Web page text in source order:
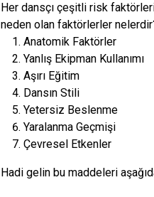
Her dansçı çeşitli risk
neden olan faktörlerler
Anatomik Faktörler
Yanlış Ekipman Kullanımı
Aşırı Eğitim
Dansın Stili
Yetersiz Beslenme
Yaralanma Geçmişi
Çevresel Etkenler
Hadi gelin bu maddeleri